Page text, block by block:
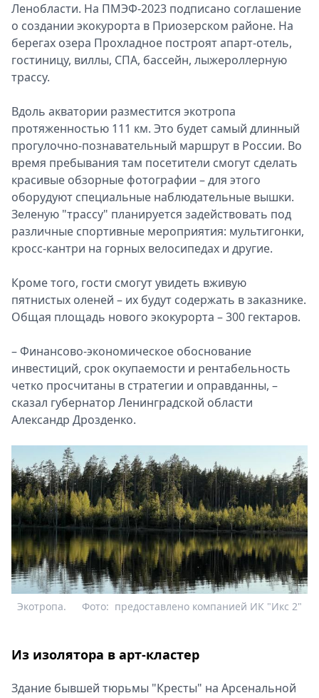
Ленобласти. На ПМЭФ-2023 подписано соглашение
о создании экокурорта в Приозерском районе. На
берегах озера Прохладное построят апарт-отель,
гостиницу, виллы, СПА, бассейн, лыжероллерную
трассу.
Вдоль акватории разместится экотропа
протяженностью 111 км. Это будет самый длинный
прогулочно-познавательный маршрут в России. Во
время пребывания там посетители смогут сделать
красивые обзорные фотографии – для этого
оборудуют специальные наблюдательные вышки.
Зеленую "трассу" планируется задействовать под
различные спортивные мероприятия: мультигонки,
кросс-кантри на горных велосипедах и другие.
Кроме того, гости смогут увидеть вживую
пятнистых оленей – их будут содержать в заказнике.
Общая площадь нового экокурорта – 300 гектаров.
– Финансово-экономическое обоснование
инвестиций, срок окупаемости и рентабельность
четко просчитаны в стратегии и оправданны, –
сказал губернатор Ленинградской области
Александр Дрозденко.
Экотропа. предоставлено компанией ИК "Икс 2"
Фото:
Из изолятора в арт-кластер
Здание бывшей тюрьмы "Кресты" на Арсенальной